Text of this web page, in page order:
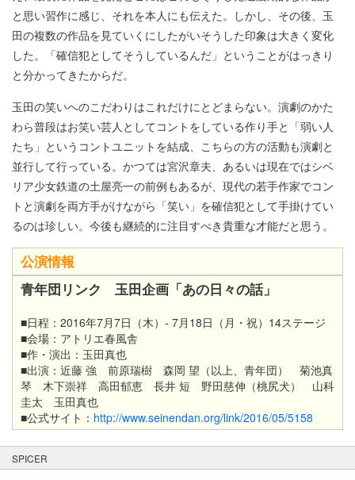
と思い習作に感じ、それを本人にも伝えた。しかし、その後、玉
田の複数の作品を見ていくにしたがいそうした印象は大きく変化
した。「確信犯としてそうしているんだ」ということがはっきり
と分かってきたからだ。
玉田の笑いへのこだわりはこれだけにとどまらない。演劇のかた
わら普段はお笑い芸人としてコントをしている作り手と「弱い人
たち」というコントユニットを結成、こちらの方の活動も演劇と
並行して行っている。かつては宮沢章夫、あるいは現在ではシベ
リア少女鉄道の土屋亮一の前例もあるが、現代の若手作家でコン
トと演劇を両方手がけながら「笑い」を確信犯として手掛けてい
るのは珍しい。今後も継続的に注目すべき貴重な才能だと思う。
公演情報
青年団リンク 玉田企画「あの日々の話」
■日程：2016年7月7日（木）- 7月18日（月・祝）14ステージ
■会場：アトリエ春風舎
■作・演出： 玉田真也
■出演：近藤 強 前原瑞樹 森岡 望（以上、青年団） 菊池真
琴 木下崇祥 高田郁恵 長井 短 野田慈伸（桃尻犬） 山科
圭太 玉田真也
■公式サイト： http://www.seinendan.org/link/2016/05/5158
SPICER